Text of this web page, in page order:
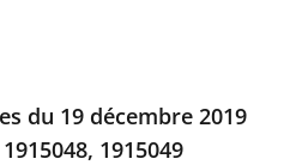
du 19 décembre 2019
1915049